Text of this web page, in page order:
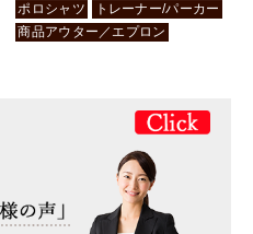
ポロシャツ
トレーナー/パーカー
商品アウター／エプロン